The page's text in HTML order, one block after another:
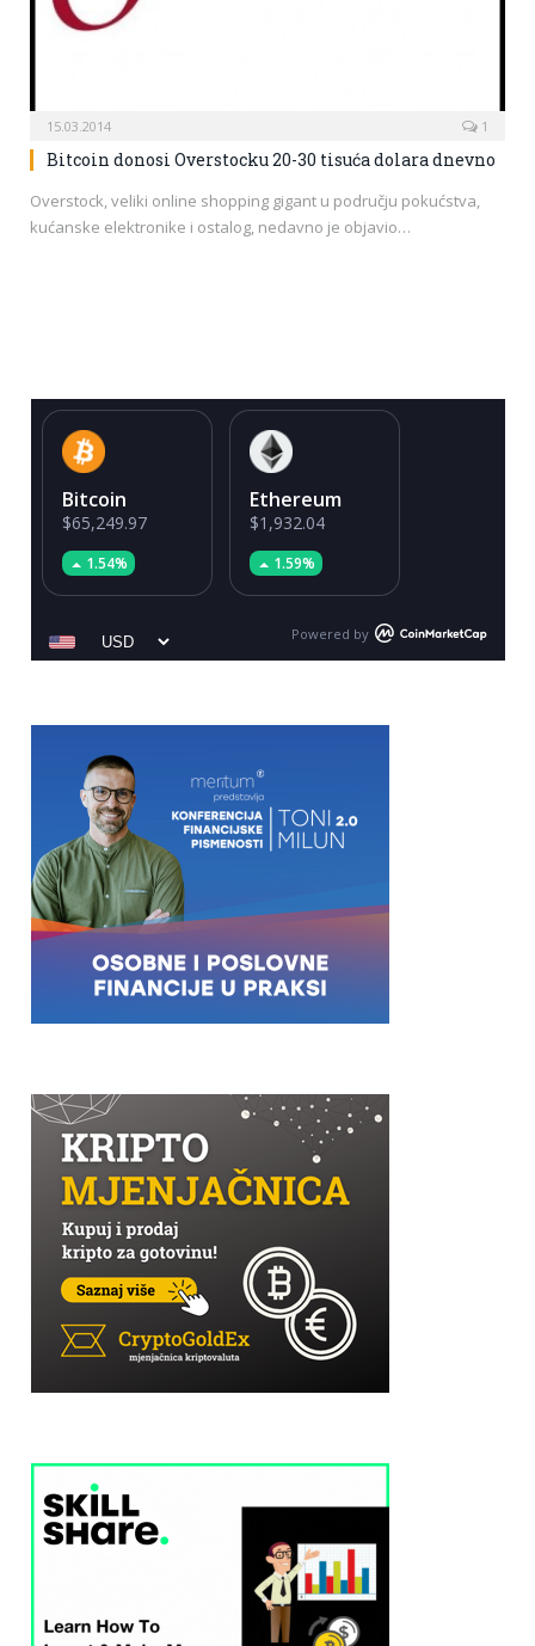
15.03.2014 1
Bitcoin donosi Overstocku 20-30 tisuća dolara dnevno
Overstock, veliki online shopping gigant u području pokućstva,
kućanske elektronike i ostalog, nedavno je objavio…
Bitcoin
$65,249.97
1.54%
Ethereum
$1,932.04
1.59%
Powered by